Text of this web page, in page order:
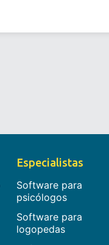
Especialistas
Software para
psicólogos
Software para
logopedas